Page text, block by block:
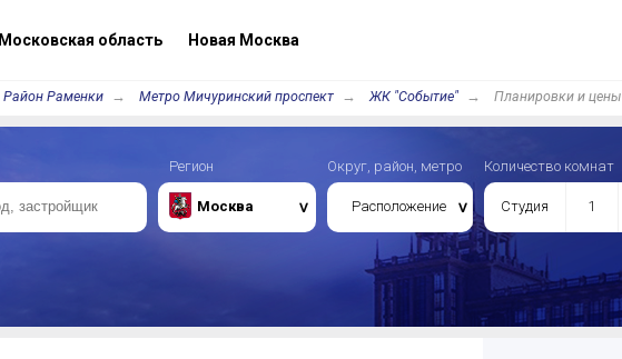
Московская область Новая Москва
Район Раменки Метро Мичуринский проспект ЖК "Событие" Планировки и цены
Регион
Москва
Округ, район, метро
Расположение
Количество комнат
Студия 1